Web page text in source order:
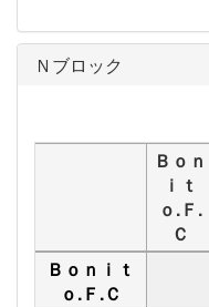
Ｎブロック
Ｂｏｎ
ｉｔ
ｏ.Ｆ.
Ｃ
Ｂｏｎｉｔ
ｏ.Ｆ.Ｃ